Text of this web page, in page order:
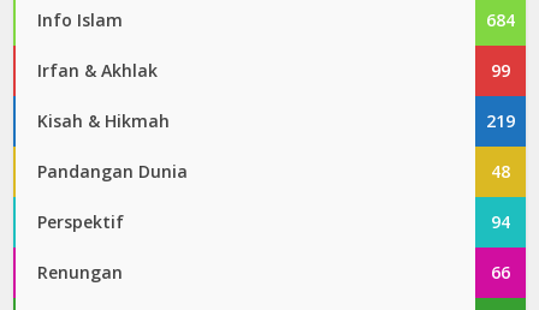
Info Islam 684
Irfan & Akhlak 99
Kisah & Hikmah 219
Pandangan Dunia 48
Perspektif 94
Renungan 66